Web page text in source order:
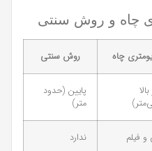
چاه و روش سنتی
چاه روش سنتی
پایین (حدود
متر)
فیلم ندارد